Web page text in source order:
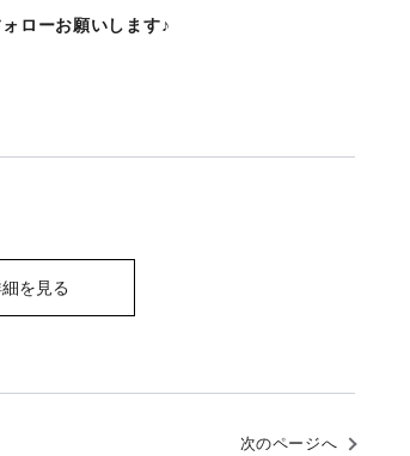
ローお願いします♪
を見る
次のページへ